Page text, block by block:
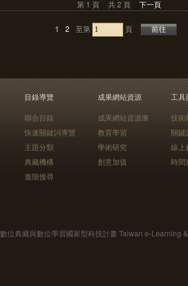
第 1 頁 共 2 頁 下一頁
1 2 至第 頁
目錄導覽
聯合目錄
快速關鍵詞導覽
主題分類
典藏機構
進階搜尋
成果網站資源
成果網站資源庫
教育學習
學術研究
創意加值
工具
技術
關鍵
線上
時間
數位典藏與數位學習國家型科技計畫 Taiwan e-Learning